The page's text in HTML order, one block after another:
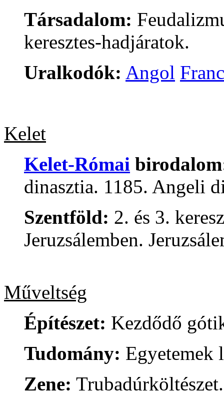
Társadalom:
keresztes-hadjáratok.
Uralkodók: Angol
Kelet
Kelet-Római
dinasztia. 1185. Angeli
Szentföld: 2. és 3.
Jeruzsálemben.
Műveltség
Építészet: Kezdődő
Tudomány: Egyetemek
Zene: